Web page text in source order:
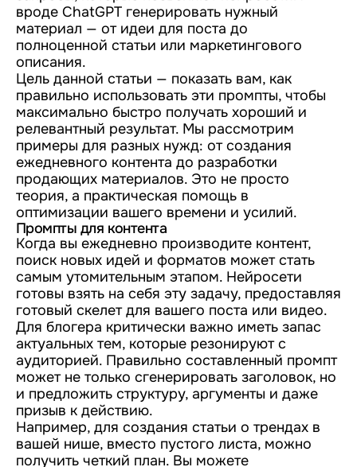
вроде ChatGPT генерировать нужный
материал — от идеи для поста до
полноценной статьи или маркетингового
описания.
Цель данной статьи — показать вам, как
правильно использовать эти промпты, чтобы
максимально быстро получать хороший и
релевантный результат. Мы рассмотрим
примеры для разных нужд: от создания
ежедневного контента до разработки
продающих материалов. Это не просто
теория, а практическая помощь в
оптимизации вашего времени и усилий.
Промпты для контента
Когда вы ежедневно производите контент,
поиск новых идей и форматов может стать
самым утомительным этапом. Нейросети
готовы взять на себя эту задачу, предоставляя
готовый скелет для вашего поста или видео.
Для блогера критически важно иметь запас
актуальных тем, которые резонируют с
аудиторией. Правильно составленный промпт
может не только сгенерировать заголовок, но
и предложить структуру, аргументы и даже
призыв к действию.
Например, для создания статьи о трендах в
вашей нише, вместо пустого листа, можно
получить четкий план. Вы можете